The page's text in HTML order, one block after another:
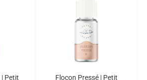
Petit
Flocon Pressé | Petit